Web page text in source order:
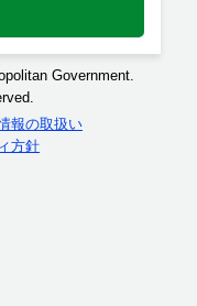
Government.
報の取扱い
方針